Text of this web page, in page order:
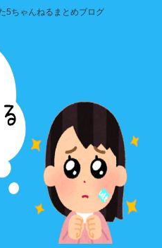
5ちゃんねるまとめブログ